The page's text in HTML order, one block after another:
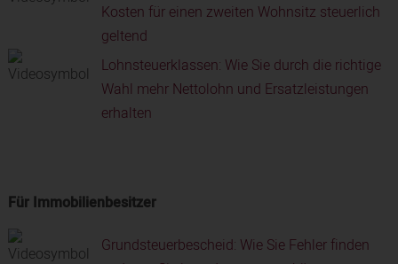
Kosten für einen zweiten Wohnsitz steuerlich
geltend
Lohnsteuerklassen: Wie Sie durch die richtige
Wahl mehr Nettolohn und Ersatzleistungen
erhalten
Für Immobilienbesitzer
Grundsteuerbescheid: Wie Sie Fehler finden